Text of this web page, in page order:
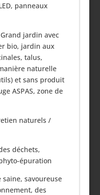
panneaux
Grand jardin avec
bio, jardin aux
talus,
naturelle
et sans produit
ASPAS, zone de
naturels /
déchets,
épuration
saine, savoureuse
des